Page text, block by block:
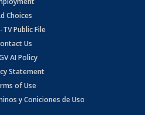
Choices
TV Public File
Us
AI Policy
Statement
of Use
y Coniciones de Uso